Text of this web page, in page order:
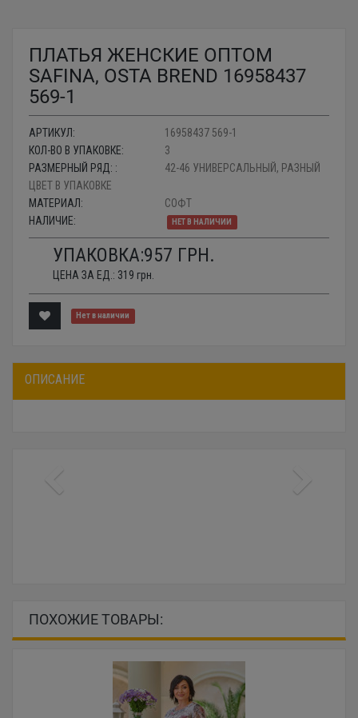
ПЛАТЬЯ ЖЕНСКИЕ ОПТОМ
SAFINA, OSTA BREND 16958437
569-1
АРТИКУЛ:
16958437 569-1
КОЛ-ВО В УПАКОВКЕ:
3
РАЗМЕРНЫЙ РЯД: :
42-46 УНИВЕРСАЛЬНЫЙ, РАЗНЫЙ
ЦВЕТ В УПАКОВКЕ
МАТЕРИАЛ:
СОФТ
НАЛИЧИЕ:
НЕТ В НАЛИЧИИ
УПАКОВКА:957 ГРН.
ЦЕНА ЗА ЕД.: 319 грн.
Нет в наличии
ОПИСАНИЕ
ПОХОЖИЕ ТОВАРЫ: